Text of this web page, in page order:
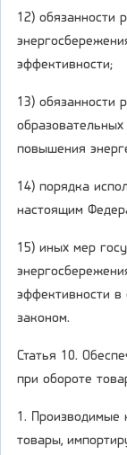
12) обязанности
эффективности;
13) обязанности
повышения
14) порядка
настоящим
15) иных мер
эффективности в
законом.
Статья 10.
при обороте
1. Производимые
товары,